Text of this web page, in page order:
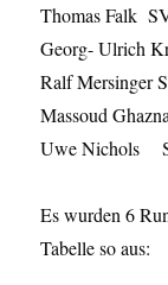
Thomas
Georg- Ulrich
Ralf
Massoud
Uwe
Es wurden 6
Tabelle so aus: